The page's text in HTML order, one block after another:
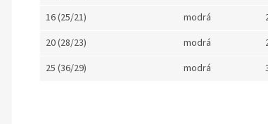
16 (25/21)
modrá
20 (28/23)
modrá
25 (36/29)
modrá